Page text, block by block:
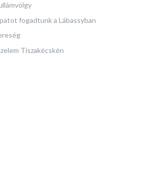
fogadtunk a Lábassyban
Tiszakécskén